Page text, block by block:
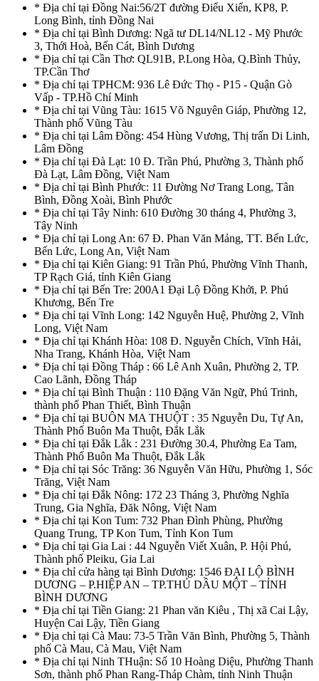
* Địa chỉ tại Đồng Nai:56/2T đường Điểu Xiển, KP8, P.
Long Bình, tỉnh Đồng Nai
* Địa chỉ tại Bình Dương: Ngã tư DL14/NL12 - Mỹ Phước
3, Thới Hoà, Bến Cát, Bình Dương
* Địa chỉ tại Cần Thơ: QL91B, P.Long Hòa, Q.Bình Thủy,
TP.Cần Thơ
* Địa chỉ tại TPHCM: 936 Lê Đức Thọ - P15 - Quận Gò
Vấp - TP.Hồ Chí Minh
* Địa chỉ tại Vũng Tàu: 1615 Võ Nguyên Giáp, Phường 12,
Thành phố Vũng Tàu
* Địa chỉ tại Lâm Đồng: 454 Hùng Vương, Thị trấn Di Linh,
Lâm Đồng
* Địa chỉ tại Đà Lạt: 10 Đ. Trần Phú, Phường 3, Thành phố
Đà Lạt, Lâm Đồng, Việt Nam
* Địa chỉ tại Bình Phước: 11 Đường Nơ Trang Long, Tân
Bình, Đồng Xoài, Bình Phước
* Địa chỉ tại Tây Ninh: 610 Đường 30 tháng 4, Phường 3,
Tây Ninh
* Địa chỉ tại Long An: 67 Đ. Phan Văn Mảng, TT. Bến Lức,
Bến Lức, Long An, Việt Nam
* Địa chỉ tại Kiên Giang: 91 Trần Phú, Phường Vĩnh Thanh,
TP Rạch Giá, tỉnh Kiên Giang
* Địa chỉ tại Bến Tre: 200A1 Đại Lộ Đồng Khởi, P. Phú
Khương, Bến Tre
* Địa chỉ tại Vĩnh Long: 142 Nguyễn Huệ, Phường 2, Vĩnh
Long, Việt Nam
* Địa chỉ tại Khánh Hòa: 108 Đ. Nguyễn Chích, Vĩnh Hải,
Nha Trang, Khánh Hòa, Việt Nam
* Địa chỉ tại Đồng Tháp : 66 Lê Anh Xuân, Phường 2, TP.
Cao Lãnh, Đồng Tháp
* Địa chỉ tại Bình Thuận : 110 Đặng Văn Ngữ, Phú Trinh,
thành phố Phan Thiết, Bình Thuận
* Địa chỉ tại BUÔN MA THUỘT : 35 Nguyễn Du, Tự An,
Thành Phố Buôn Ma Thuột, Đắk Lắk
* Địa chỉ tại Đắk Lắk : 231 Đường 30.4, Phường Ea Tam,
Thành Phố Buôn Ma Thuột, Đắk Lắk
* Địa chỉ tại Sóc Trăng: 36 Nguyễn Văn Hữu, Phường 1, Sóc
Trăng, Việt Nam
* Địa chỉ tại Đắk Nông: 172 23 Tháng 3, Phường Nghĩa
Trung, Gia Nghĩa, Đăk Nông, Việt Nam
* Địa chỉ tại Kon Tum: 732 Phan Đình Phùng, Phường
Quang Trung, TP Kon Tum, Tỉnh Kon Tum
* Địa chỉ tại Gia Lai : 44 Nguyễn Viết Xuân, P. Hội Phú,
Thành phố Pleiku, Gia Lai
* Địa chỉ cửa hàng tại Bình Dương: 1546 ĐẠI LỘ BÌNH
DƯƠNG – P.HIỆP AN – TP.THỦ DẦU MỘT – TỈNH
BÌNH DƯƠNG
* Địa chỉ tại Tiền Giang: 21 Phan văn Kiêu , Thị xã Cai Lậy,
Huyện Cai Lậy, Tiền Giang
* Địa chỉ tại Cà Mau: 73-5 Trần Văn Bình, Phường 5, Thành
phố Cà Mau, Cà Mau, Việt Nam
* Địa chỉ tại Ninh THuận: Số 10 Hoàng Diệu, Phường Thanh
Sơn, thành phố Phan Rang-Tháp Chàm, tỉnh Ninh Thuận